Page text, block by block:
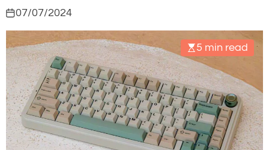
07/07/2024
5 min read